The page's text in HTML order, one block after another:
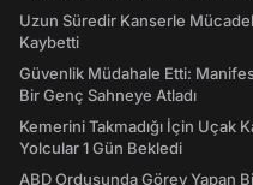
Uzun Süredir Kanserle
Kaybetti
Güvenlik Müdahale Etti:
Bir Genç Sahneye Atladı
Kemerini Takmadığı İçin Uçak
Yolcular 1 Gün Bekledi
ABD Ordusunda Görev Yapan